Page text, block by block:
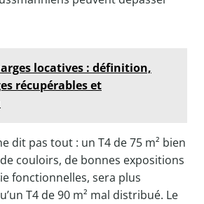
locatives : définition,
récupérables et
dit pas tout : un T4 de 75 m² bien
couloirs, de bonnes expositions
fonctionnelles, sera plus
T4 de 90 m² mal distribué. Le